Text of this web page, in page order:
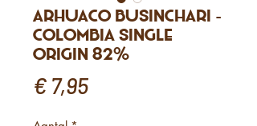
Arhuaco Businchari -
Colombia Single
Origin 82%
€ 7,95Prijs